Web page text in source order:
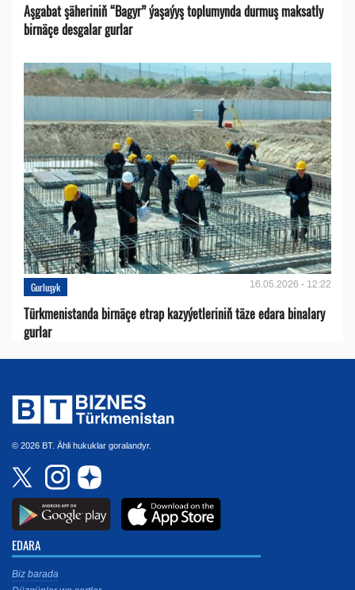
Aşgabat şäheriniň “Bagyr” ýaşaýyş toplumynda durmuş maksatly
birnäçe desgalar gurlar
Gurluşyk 16.05.2026 - 12:22
Türkmenistanda birnäçe etrap kazyýetleriniň täze edara binalary
gurlar
© 2026 BT. Ähli hukuklar goralandyr.
EDARA
Biz barada